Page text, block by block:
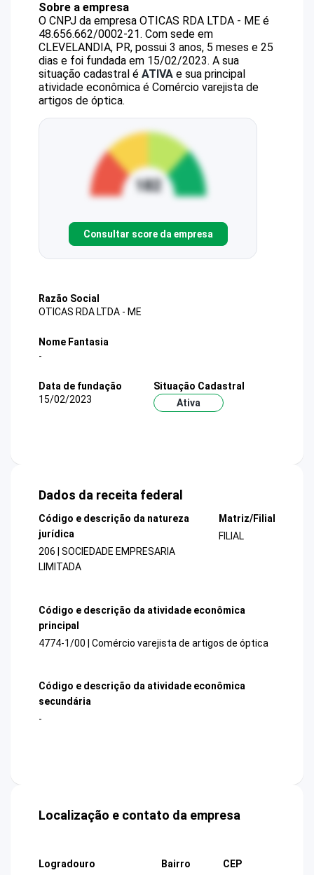
Sobre a empresa
O CNPJ da empresa OTICAS RDA LTDA - ME é
48.656.662/0002-21. Com sede em
CLEVELANDIA, PR, possui 3 anos, 5 meses e 25
dias e foi fundada em 15/02/2023. A sua
situação cadastral é ATIVA e sua principal
atividade econômica é Comércio varejista de
artigos de óptica.
Consultar score da empresa
Razão Social
OTICAS RDA LTDA - ME
Nome Fantasia
-
Data de fundação
15/02/2023
Situação Cadastral
Ativa
Dados da receita federal
Código e descrição da natureza
jurídica
206 | SOCIEDADE EMPRESARIA
LIMITADA
Matriz/Filial
FILIAL
Código e descrição da atividade econômica
principal
4774-1/00 | Comércio varejista de artigos de óptica
Código e descrição da atividade econômica
secundária
-
Localização e contato da empresa
Logradouro
Bairro
CEP